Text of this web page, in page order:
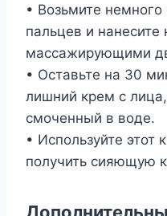
• Возьмите
пальцев и
массажирующими
• Оставьте на 30
лишний крем с
смоченный в воде.
• Используйте
получить сияющую